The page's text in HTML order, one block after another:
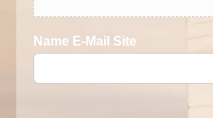
Name E-Mail Site